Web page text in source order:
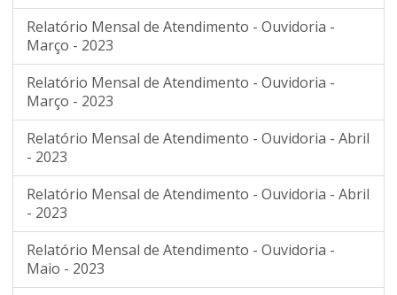
Relatório Mensal de Atendimento - Ouvidoria -
Março - 2023
Relatório Mensal de Atendimento - Ouvidoria -
Março - 2023
Relatório Mensal de Atendimento - Ouvidoria - Abril
- 2023
Relatório Mensal de Atendimento - Ouvidoria - Abril
- 2023
Relatório Mensal de Atendimento - Ouvidoria -
Maio - 2023